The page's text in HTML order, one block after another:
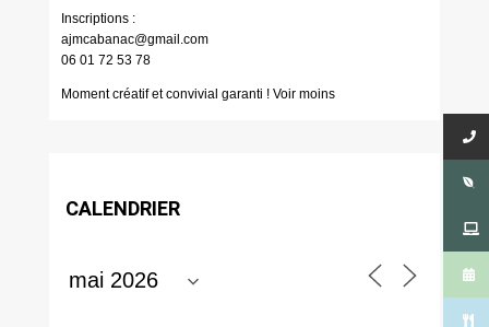
Inscriptions :
ajmcabanac@gmail.com
06 01 72 53 78
Moment créatif et convivial garanti ! Voir moins
CALENDRIER